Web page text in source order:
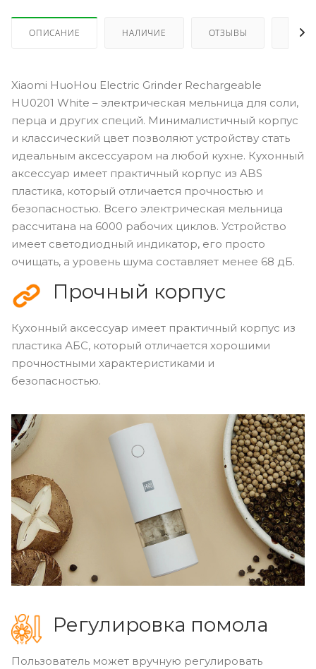
ОПИСАНИЕ НАЛИЧИЕ ОТЗЫВЫ КАК
Xiaomi HuoHou Electric Grinder Rechargeable
HU0201 White – электрическая мельница для соли,
перца и других специй. Минималистичный корпус
и классический цвет позволяют устройству стать
идеальным аксессуаром на любой кухне. Кухонный
аксессуар имеет практичный корпус из ABS
пластика, который отличается прочностью и
безопасностью. Всего электрическая мельница
рассчитана на 6000 рабочих циклов. Устройство
имеет светодиодный индикатор, его просто
очищать, а уровень шума составляет менее 68 дБ.
Прочный корпус
Кухонный аксессуар имеет практичный корпус из
пластика АБС, который отличается хорошими
прочностными характеристиками и
безопасностью.
Регулировка помола
Пользователь может вручную регулировать